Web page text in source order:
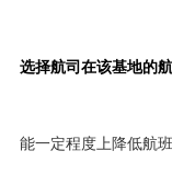
选择航司在该基地的
能一定程度上降低航